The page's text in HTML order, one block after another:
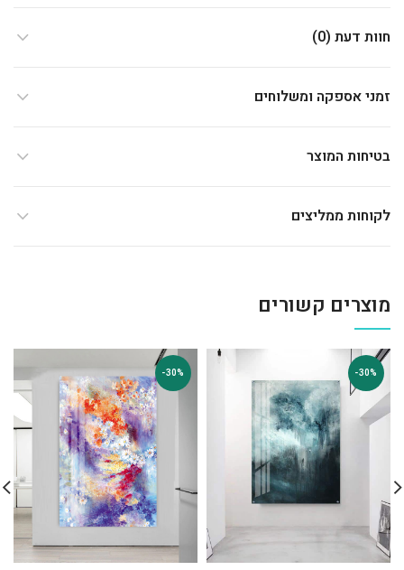
חוות דעת (0)
זמני אספקה ומשלוחים
בטיחות המוצר
לקוחות ממליצים
מוצרים קשורים
-30%
-30%